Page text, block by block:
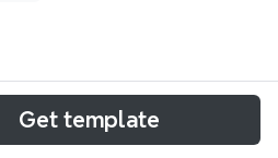
18801-2007 détaille les
OHSAS 18001 pour les
Get template